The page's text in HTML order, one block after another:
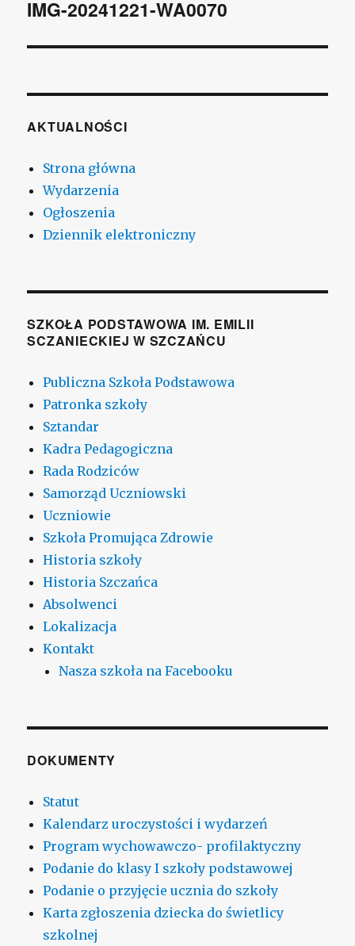
IMG-20241221-WA0070
AKTUALNOŚCI
Strona główna
Wydarzenia
Ogłoszenia
Dziennik elektroniczny
SZKOŁA PODSTAWOWA IM. EMILII
SCZANIECKIEJ W SZCZAŃCU
Publiczna Szkoła Podstawowa
Patronka szkoły
Sztandar
Kadra Pedagogiczna
Rada Rodziców
Samorząd Uczniowski
Uczniowie
Szkoła Promująca Zdrowie
Historia szkoły
Historia Szczańca
Absolwenci
Lokalizacja
Kontakt
Nasza szkoła na Facebooku
DOKUMENTY
Statut
Kalendarz uroczystości i wydarzeń
Program wychowawczo- profilaktyczny
Podanie do klasy I szkoły podstawowej
Podanie o przyjęcie ucznia do szkoły
Karta zgłoszenia dziecka do świetlicy
szkolnej